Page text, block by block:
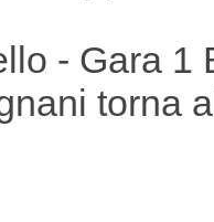
- Gara 1
torna